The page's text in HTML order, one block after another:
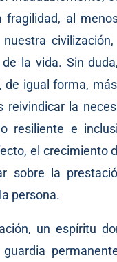
al
la vida. Sin
de igual forma,
reivindicar la
resiliente e
el crecimiento
sobre la
persona.
un espíritu